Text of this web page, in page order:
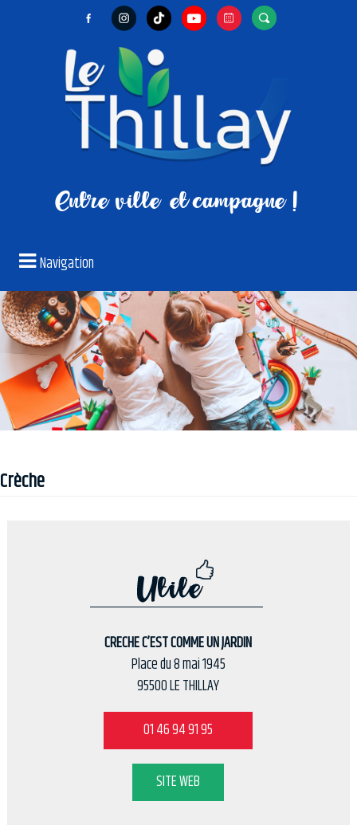
Entre ville et campagne !
Navigation
Crèche
CRECHE C’EST COMME UN JARDIN
Place du 8 mai 1945
95500 LE THILLAY
01 46 94 91 95
SITE WEB